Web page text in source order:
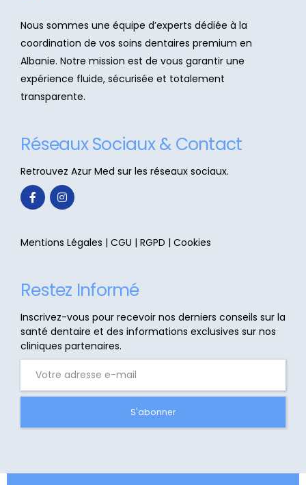
Nous sommes une équipe d’experts dédiée à la
coordination de vos soins dentaires premium en
Albanie. Notre mission est de vous garantir une
expérience fluide, sécurisée et totalement
transparente.
Réseaux Sociaux & Contact
Retrouvez Azur Med sur les réseaux sociaux.
Mentions Légales | CGU | RGPD | Cookies
Restez Informé
Inscrivez-vous pour recevoir nos derniers conseils sur la
santé dentaire et des informations exclusives sur nos
cliniques partenaires.